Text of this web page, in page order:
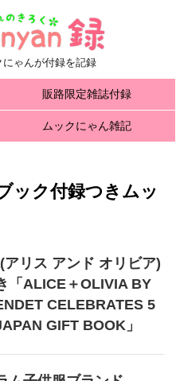
ゃんが付録を記録
販路限定雑誌付録
ムックにゃん雑記
ック付録つきムッ
リス アンド オリビア)
「ALICE＋OLIVIA BY
CELEBRATES 5
GIFT BOOK」